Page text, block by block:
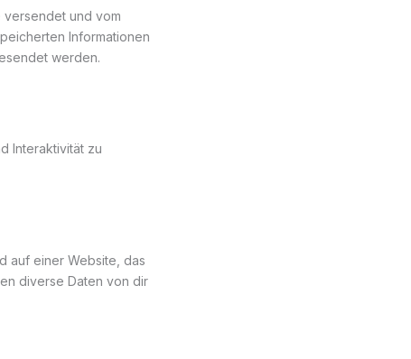
versendet und vom
Informationen
werden.
Interaktivität zu
auf einer Website, das
diverse Daten von dir